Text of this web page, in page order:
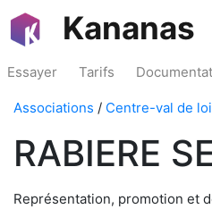
Kananas
Essayer Tarifs
Associations / Centre-val de
RABIERE
Représentation, promotion et